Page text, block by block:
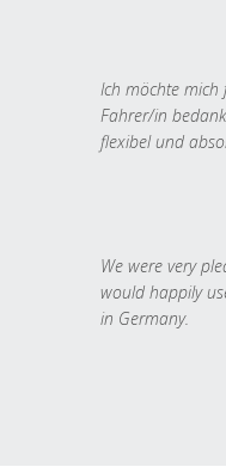
Ich möchte mich
Fahrer/in
flexibel und
We were very
would happily
in Germany.